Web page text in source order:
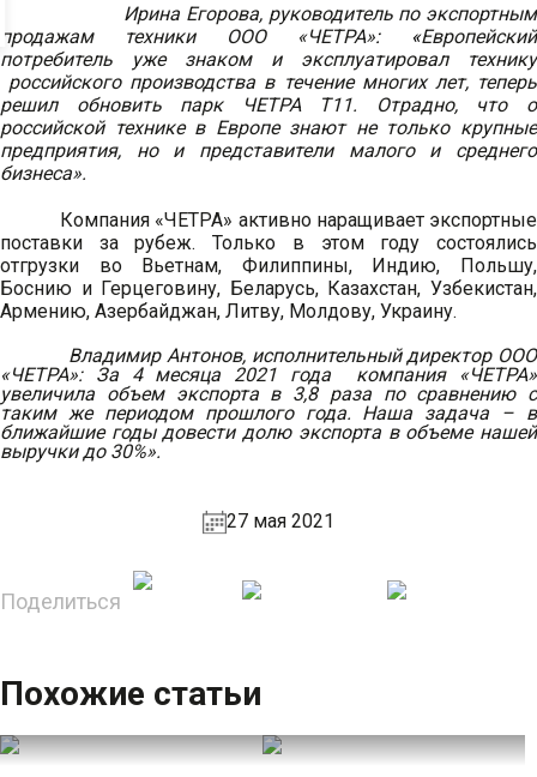
Ирина Егорова, руководитель по экспортным
продажам
техники ООО «ЧЕТРА»: «Европейский
потребитель уже знаком и эксплуатировал технику
российского производства в течение многих лет, теперь
решил обновить парк ЧЕТРА Т11.
Отрадно, что о
российской технике в Европе знают не только крупные
предприятия, но и представители малого и среднего
бизнеса».
Компания «ЧЕТРА» активно наращивает экспортные
поставки за рубеж. Только в этом году состоялись
отгрузки во Вьетнам, Филиппины, Индию, Польшу,
Боснию и Герцеговину, Беларусь, Казахстан, Узбекистан,
Армению, Азербайджан, Литву, Молдову, Украину.
Владимир Антонов, исполнительный директор ООО
«ЧЕТРА»: За 4 месяца 2021 года компания «ЧЕТРА»
увеличила объем экспорта в 3,8 раза по сравнению с
таким же периодом прошлого года. Наша задача – в
ближайшие годы довести долю экспорта в объеме нашей
выручки до 30%».
Поделиться
27 мая 2021
Похожие статьи